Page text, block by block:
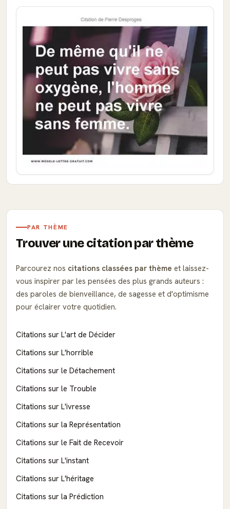
PAR THÈME
Trouver une citation par thème
Parcourez nos citations classées par thème et laissez-
vous inspirer par les pensées des plus grands auteurs :
des paroles de bienveillance, de sagesse et d'optimisme
pour éclairer votre quotidien.
Citations sur L'art de Décider
Citations sur L'horrible
Citations sur le Détachement
Citations sur le Trouble
Citations sur L'ivresse
Citations sur la Représentation
Citations sur le Fait de Recevoir
Citations sur L'instant
Citations sur L'héritage
Citations sur la Prédiction